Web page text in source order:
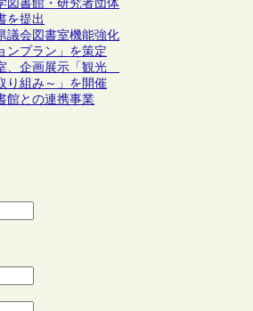
図書館・研究者団体
を提出
議会図書室機能強化
ンプラン」を策定
、企画展示「観光
り組み～」を開催
館との連携事業